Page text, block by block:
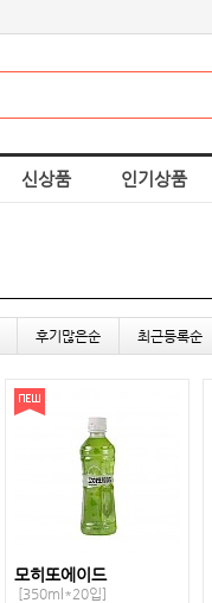
신상품 인기상품
후기많은순 최근등록순
모히또에이드
[350ml*20입]